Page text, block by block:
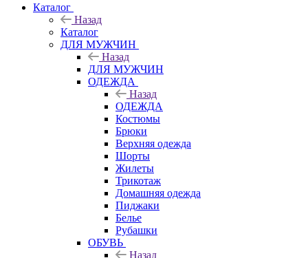
Каталог
Назад
Каталог
ДЛЯ МУЖЧИН
Назад
ДЛЯ МУЖЧИН
ОДЕЖДА
Назад
ОДЕЖДА
Костюмы
Брюки
Верхняя одежда
Шорты
Жилеты
Трикотаж
Домашняя одежда
Пиджаки
Белье
Рубашки
ОБУВЬ
Назад